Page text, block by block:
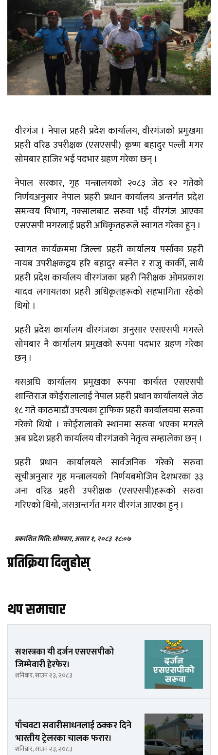
वीरगंज । नेपाल प्रहरी प्रदेश कार्यालय, वीरगंजको प्रमुखमा
प्रहरी वरिष्ठ उपरीक्षक (एसएसपी) कृष्ण बहादुर पल्ली मगर
सोमबार हाजिर भई पदभार ग्रहण गरेका छन् ।
नेपाल सरकार, गृह मन्त्रालयको २०८३ जेठ १२ गतेको
निर्णयअनुसार नेपाल प्रहरी प्रधान कार्यालय अन्तर्गत प्रदेश
समन्वय विभाग, नक्सालबाट सरुवा भई वीरगंज आएका
एसएसपी मगरलाई प्रहरी अधिकृतहरूले स्वागत गरेका हुन् ।
स्वागत कार्यक्रममा जिल्ला प्रहरी कार्यालय पर्साका प्रहरी
नायब उपरीक्षकद्वय हरि बहादुर बस्नेत र राजु कार्की, साथै
प्रहरी प्रदेश कार्यालय वीरगंजका प्रहरी निरीक्षक ओमप्रकाश
यादव लगायतका प्रहरी अधिकृतहरूको सहभागिता रहेको
थियो ।
प्रहरी प्रदेश कार्यालय वीरगंजका अनुसार एसएसपी मगरले
सोमबार नै कार्यालय प्रमुखको रूपमा पदभार ग्रहण गरेका
छन् ।
यसअघि कार्यालय प्रमुखका रूपमा कार्यरत एसएसपी
शान्तिराज कोईरालालाई नेपाल प्रहरी प्रधान कार्यालयले जेठ
१८ गते काठमाडौं उपत्यका ट्राफिक प्रहरी कार्यालयमा सरुवा
गरेको थियो । कोईरालाको स्थानमा सरुवा भएका मगरले
अब प्रदेश प्रहरी कार्यालय वीरगंजको नेतृत्व सम्हालेका छन् ।
प्रहरी प्रधान कार्यालयले सार्वजनिक गरेको सरुवा
सूचीअनुसार गृह मन्त्रालयको निर्णयबमोजिम देशभरका ३३
जना वरिष्ठ प्रहरी उपरीक्षक (एसएसपी)हरूको सरुवा
गरिएको थियो, जसअन्तर्गत मगर वीरगंज आएका हुन् ।
प्रकाशित मिति: सोमबार, असार १, २०८३ १८:०७
प्रतिक्रिया दिनुहोस्
थप समाचार
सशस्त्रका यी दर्जन एसएसपीको
जिम्मेवारी हेरफेर।
शनिबार, साउन २३, २०८३
पाँचवटा सवारीसाधनलाई ठक्कर दिने
भारतीय ट्रेलरका चालक फरार।
शनिबार, साउन २३, २०८३